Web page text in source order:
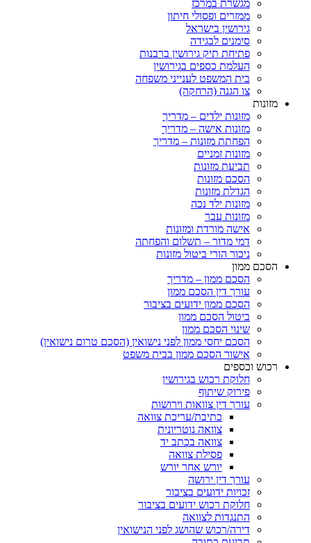
מגשרת במרכז
ממזרים ופסולי חיתון
גירושין בישראל
סימנים לבגידה
פתיחת תיק גירושין ברבנות
העלמת כספים בגירושין
בית המשפט לענייני משפחה
צו הגנה (הרחקה)
מזונות ילדים – מדריך
מזונות אישה – מדריך
הפחתת מזונות – מדריך
מזונות זמניים
תביעת מזונות
הסכם מזונות
הגדלת מזונות
מזונות ילד נכה
מזונות עבר
אישה מורדת ומזונות
דמי מדור – תשלום והפחתה
ניכור הורי ביטול מזונות
ממון
הסכם ממון – מדריך
עורך דין הסכם ממון
הסכם ממון ידועים בציבור
ביטול הסכם ממון
שינוי הסכם ממון
הסכם יחסי ממון לפני נישואין (הסכם טרום נישואין)
אישור הסכם ממון בבית משפט
וכספים
חלוקת רכוש בגירושין
פירוק שיתוף
עורך דין צוואות וירושות
כתיבת/עריכת צוואה
צוואה נוטריונית
צוואה בכתב יד
פסילת צוואה
יורש אחר יורש
עורך דין ירושה
זכויות ידועים בציבור
חלוקת רכוש ידועים בציבור
התנגדות לצוואה
דירה/רכוש שהושג לפני הנישואין